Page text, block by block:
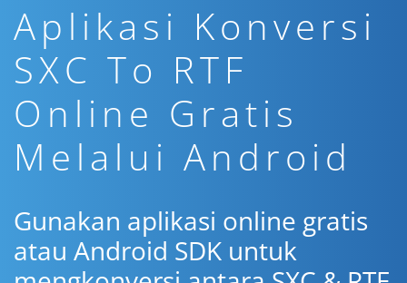
Aplikasi Konversi
SXC To RTF
Online Gratis
Melalui Android
Gunakan aplikasi online gratis
atau Android SDK untuk